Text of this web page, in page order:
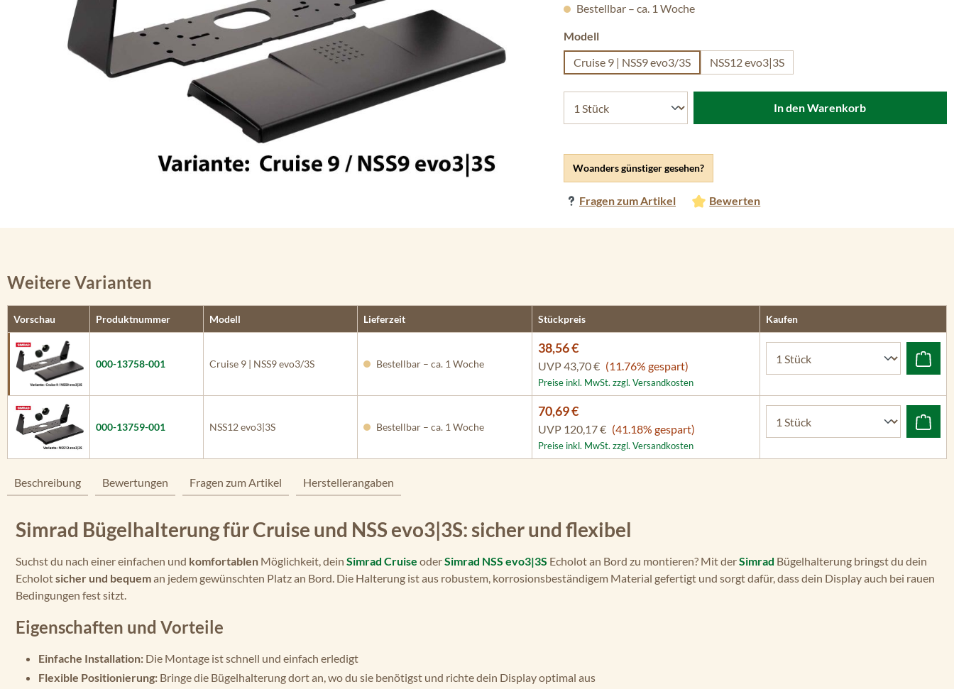
Woanders günstiger gesehen?
Fragen zum Artikel Bewerten
Bestellbar – ca. 1 Woche
Modellauswählen
Cruise 9 | NSS9 evo3/3S
NSS12 evo3|3S
In den Warenkorb
Weitere Varianten
Vorschau Produktnummer Modell Lieferzeit Stückpreis Kaufen
000-13758-001 Cruise 9 | NSS9 evo3/3S Bestellbar – ca. 1 Woche
38,56 €
UVP43,70 € (11.76% gespart)
Preise inkl. MwSt. zzgl. Versandkosten
000-13759-001 NSS12 evo3|3S Bestellbar – ca. 1 Woche
70,69 €
UVP 120,17 € (41.18% gespart)
Preise inkl. MwSt. zzgl. Versandkosten
Beschreibung Bewertungen Fragen zum Artikel Herstellerangaben
Simrad Bügelhalterung für Cruise und NSS evo3|3S: sicher und flexibel
Suchst du nach einer einfachen und komfortablen Möglichkeit, dein Simrad Cruise oderSimrad NSS evo3|3S Echolot an Bord zu montieren? Mit derSimrad Bügelhalterung bringst du dein
Echolotsicher und bequeman jedem gewünschten Platz an Bord. Die Halterung ist aus robustem, korrosionsbeständigem Material gefertigt und sorgt dafür, dass dein Display auch bei rauen
Bedingungen fest sitzt.
Eigenschaften und Vorteile
Einfache Installation: Die Montage ist schnell und einfach erledigt
Flexible Positionierung: Bringe die Bügelhalterung dort an, wo du sie benötigst und richte dein Display optimal aus